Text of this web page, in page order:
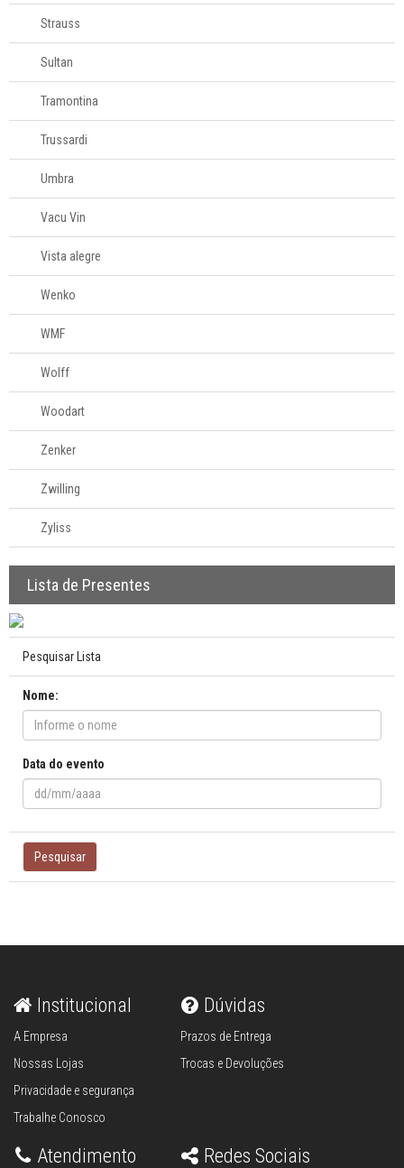
Strauss
Sultan
Tramontina
Trussardi
Umbra
Vacu Vin
Vista alegre
Wenko
WMF
Wolff
Woodart
Zenker
Zwilling
Zyliss
Lista de Presentes
Pesquisar Lista
Nome:
Data do evento
Pesquisar
Institucional
A Empresa
Nossas Lojas
Privacidade e segurança
Trabalhe Conosco
Dúvidas
Prazos de Entrega
Trocas e Devoluções
Atendimento Redes Sociais